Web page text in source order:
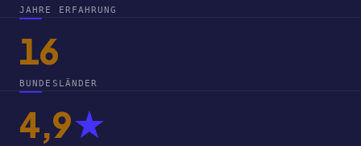
JAHRE ERFAHRUNG
16
BUNDESLÄNDER
4,9★